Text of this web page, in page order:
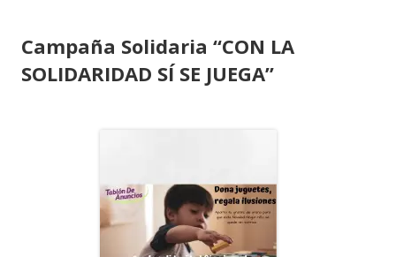
Campaña Solidaria “CON LA
SOLIDARIDAD SÍ SE JUEGA”